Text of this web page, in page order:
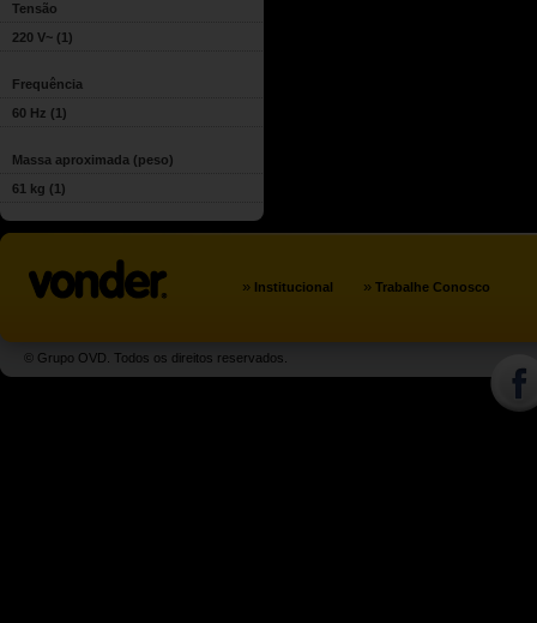
Tensão
220 V~ (1)
Frequência
60 Hz (1)
Massa aproximada (peso)
61 kg (1)
» Institucional » Trabalhe Conosco
© Grupo OVD. Todos os direitos reservados.